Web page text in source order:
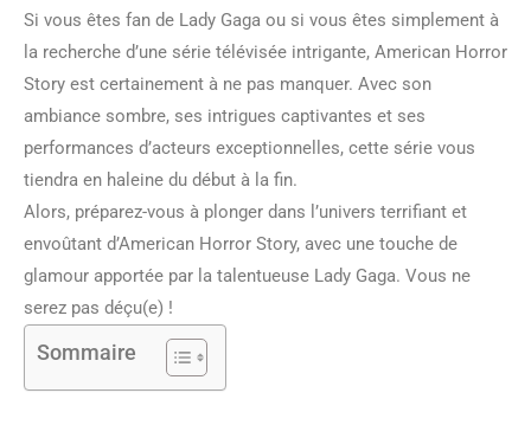
Si vous êtes fan de Lady Gaga ou si vous êtes simplement à
la recherche d’une série télévisée intrigante, American Horror
Story est certainement à ne pas manquer. Avec son
ambiance sombre, ses intrigues captivantes et ses
performances d’acteurs exceptionnelles, cette série vous
tiendra en haleine du début à la fin.
Alors, préparez-vous à plonger dans l’univers terrifiant et
envoûtant d’American Horror Story, avec une touche de
glamour apportée par la talentueuse Lady Gaga. Vous ne
serez pas déçu(e) !
Sommaire